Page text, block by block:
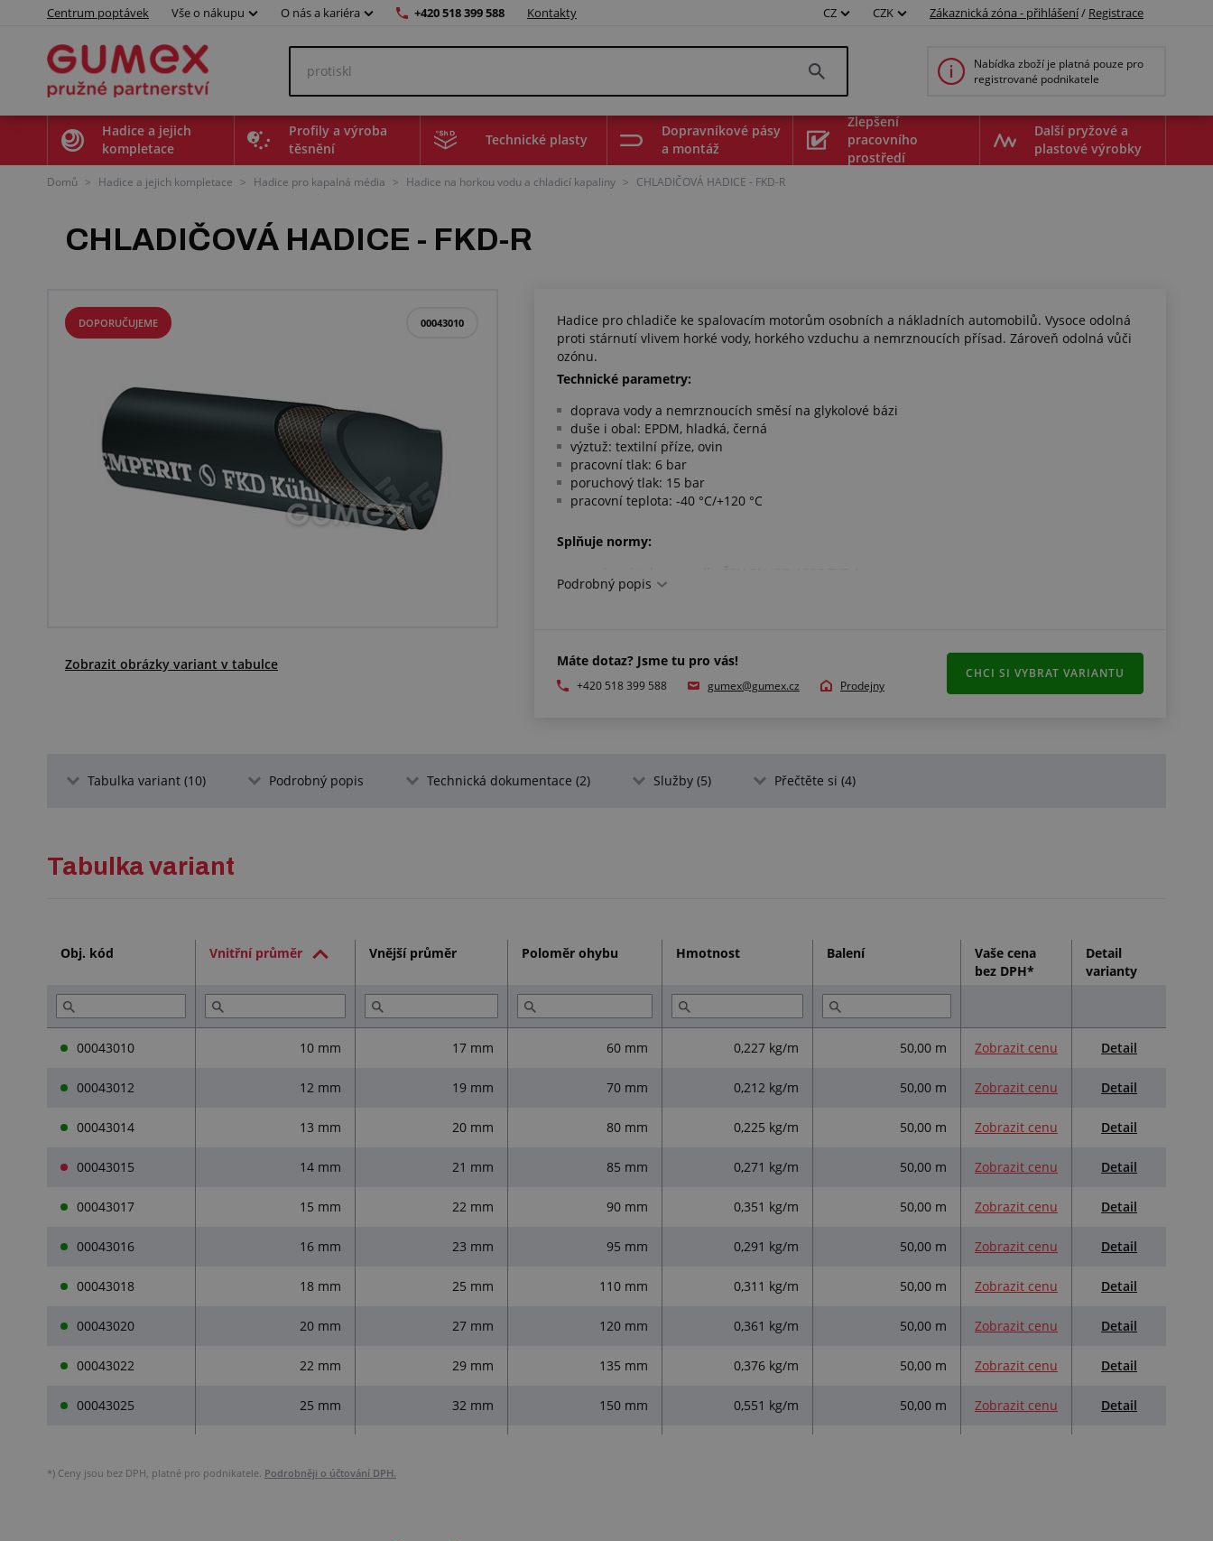
Centrum poptávek Vše o nákupu O nás a kariéra +420 518 399 588 Kontakty CZ CZK Zákaznická zóna - přihlášení/ Registrace
Nabídka zboží je platná pouze pro
registrované podnikatele
Hadice a jejich
kompletace
Profily a výroba
těsnění
Technické plasty
Dopravníkové pásy
a montáž
Zlepšení
pracovního
prostředí
Další pryžové a
plastové výrobky
Domů > Hadice a jejich kompletace > Hadice pro kapalná média > Hadice na horkou vodu a chladicí kapaliny > CHLADIČOVÁ HADICE - FKD-R
CHLADIČOVÁ HADICE - FKD-R
00043010
DOPORUČUJEME
Zobrazit obrázky variant v tabulce
Hadice pro chladiče ke spalovacím motorům osobních a nákladních automobilů. Vysoce odolná
proti stárnutí vlivem horké vody, horkého vzduchu a nemrznoucích přísad. Zároveň odolná vůči
ozónu.
Technické parametry:
doprava vody a nemrznoucích směsí na glykolové bázi
duše i obal: EPDM, hladká, černá
výztuž: textilní příze, ovin
pracovní tlak: 6 bar
poruchový tlak: 15 bar
pracovní teplota: -40 °C/+120 °C
Splňuje normy:
rozměrové tolerance dle ČSN EN ISO 1307 TYP A
Podrobný popis
Máte dotaz? Jsme tu pro vás!
+420 518 399 588 gumex@gumex.cz Prodejny
CHCI SI VYBRAT VARIANTU
Tabulka variant (10) Podrobný popis Technická dokumentace (2) Služby (5) Přečtěte si (4)
Tabulka variant
Obj. kód Vnitřní průměr Vnější průměr Poloměr ohybu Hmotnost Balení
Vaše cena
bez DPH*
Detail
varianty
00043010 10 mm 17 mm 60 mm 0,227 kg/m 50,00 m Zobrazit cenu Detail
00043012 12 mm 19 mm 70 mm 0,212 kg/m 50,00 m Zobrazit cenu Detail
00043014 13 mm 20 mm 80 mm 0,225 kg/m 50,00 m Zobrazit cenu Detail
00043015 14 mm 21 mm 85 mm 0,271 kg/m 50,00 m Zobrazit cenu Detail
00043017 15 mm 22 mm 90 mm 0,351 kg/m 50,00 m Zobrazit cenu Detail
00043016 16 mm 23 mm 95 mm 0,291 kg/m 50,00 m Zobrazit cenu Detail
00043018 18 mm 25 mm 110 mm 0,311 kg/m 50,00 m Zobrazit cenu Detail
00043020 20 mm 27 mm 120 mm 0,361 kg/m 50,00 m Zobrazit cenu Detail
00043022 22 mm 29 mm 135 mm 0,376 kg/m 50,00 m Zobrazit cenu Detail
00043025 25 mm 32 mm 150 mm 0,551 kg/m 50,00 m Zobrazit cenu Detail
*) Ceny jsou bez DPH, platné pro podnikatele. Podrobněji o účtování DPH.